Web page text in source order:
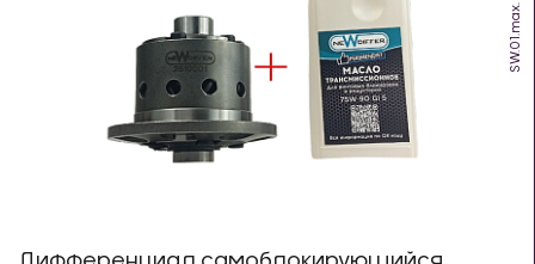
SW.01.max.